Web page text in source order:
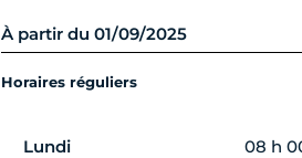
À partir du 01/09/2025
Horaires réguliers
Lundi 08 h